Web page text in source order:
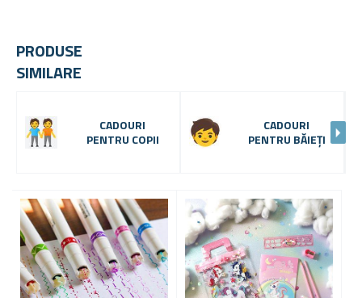
PRODUSE
SIMILARE
CADOURI
PENTRU COPII
CADOURI
PENTRU BĂIEȚI